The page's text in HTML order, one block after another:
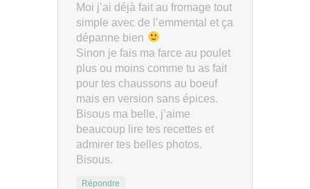
Moi j’ai déjà fait au fromage tout
simple avec de l’emmental et ça
dépanne bien
Sinon je fais ma farce au poulet
plus ou moins comme tu as fait
pour tes chaussons au boeuf
mais en version sans épices.
Bisous ma belle, j’aime
beaucoup lire tes recettes et
admirer tes belles photos.
Bisous.
Répondre